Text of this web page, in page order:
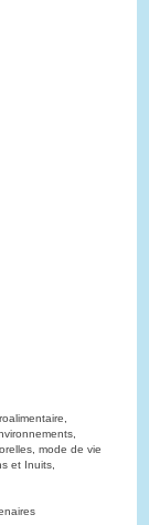
mode de vie
et Inuits,